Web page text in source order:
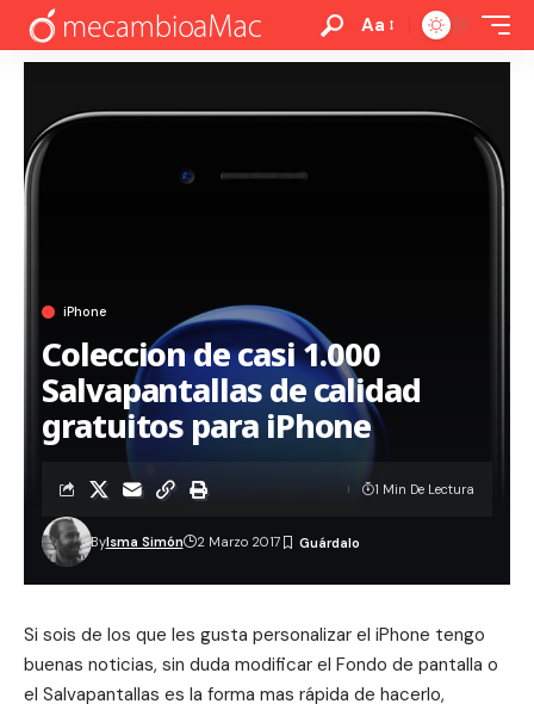
Aa
iPhone
Coleccion de casi 1.000
Salvapantallas de calidad
gratuitos para iPhone
ByIsma Simón 2 Marzo 2017
1 Min De Lectura
Si sois de los que les gusta personalizar el iPhone tengo
buenas noticias, sin duda modificar el Fondo de pantalla o
el Salvapantallas es la forma mas rápida de hacerlo,